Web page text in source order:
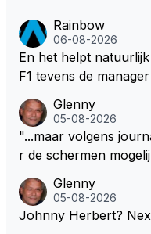
Rainbow
06-08-2026
En het helpt
F1 tevens de
Glenny
05-08-2026
"...maar volgens
r de schermen
Glenny
05-08-2026
Johnny